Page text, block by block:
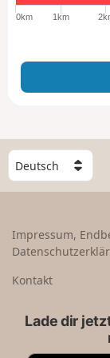
0km 1km
W
ä
h
e
n
Impressum,
Kontakt
Lade dir